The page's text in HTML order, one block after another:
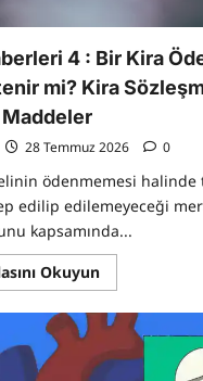
4 : Bir Kira
mi? Kira
28 Temmuz 2026 0
ödenmemesi halinde
edilip edilemeyeceği
kapsamında...
OkuyunRead
more
Hukuk
Haberleri
: